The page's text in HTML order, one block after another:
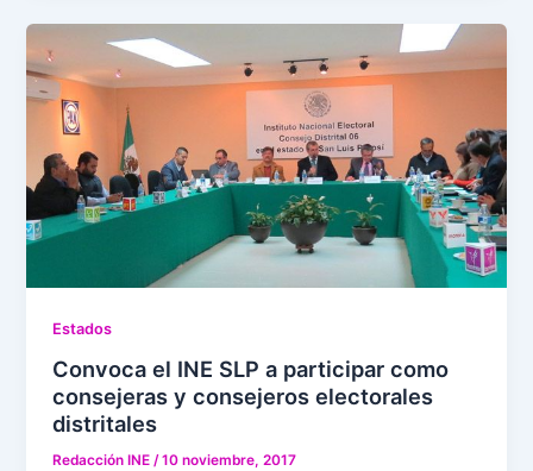
Estados
Convoca el INE SLP a participar como
consejeras y consejeros electorales
distritales
Redacción INE/10 noviembre, 2017